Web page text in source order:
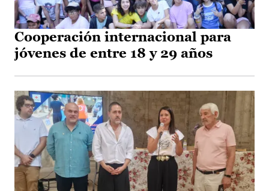
Cooperación internacional para
jóvenes de entre 18 y 29 años